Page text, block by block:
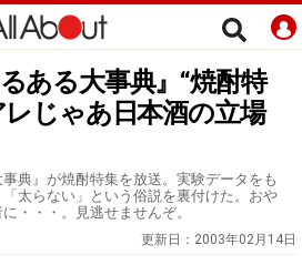
ある大事典』“焼酎特
じゃあ日本酒の立場
典』が焼酎特集を放送。実験データをも
太らない」という俗説を裏付けた。おや
・・・。見逃せませんぞ。
更新日： 2003年02月14日